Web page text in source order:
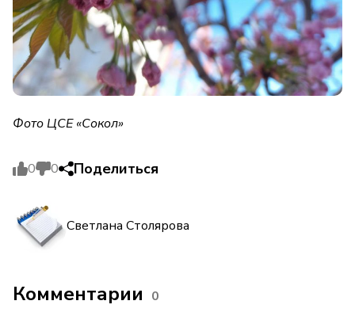
Фото ЦСЕ «Сокол»
0 0 Поделиться
Светлана Столярова
Комментарии 0